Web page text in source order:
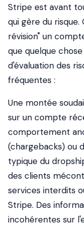
Stripe est avant
qui gère du risque.
révision" un
que quelque
d'évaluation des
fréquentes :
Une montée
sur un compte
comportement
(chargebacks) ou
typique du
des clients
services interdits
Stripe. Des
incohérentes sur